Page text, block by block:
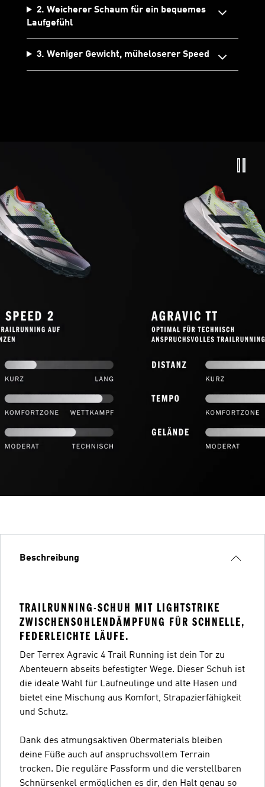
2. Weicherer Schaum für ein bequemes
Laufgefühl
3. Weniger Gewicht, müheloserer Speed
Beschreibung
TRAILRUNNING-SCHUH MIT LIGHTSTRIKE
ZWISCHENSOHLENDÄMPFUNG FÜR SCHNELLE,
FEDERLEICHTE LÄUFE.
Der Terrex Agravic 4 Trail Running ist dein Tor zu
Abenteuern abseits befestigter Wege. Dieser Schuh ist
die ideale Wahl für Laufneulinge und alte Hasen und
bietet eine Mischung aus Komfort, Strapazierfähigkeit
und Schutz.
Dank des atmungsaktiven Obermaterials bleiben
deine Füße auch auf anspruchsvollem Terrain
trocken. Die reguläre Passform und die verstellbaren
Schnürsenkel ermöglichen es dir, den Halt genau so